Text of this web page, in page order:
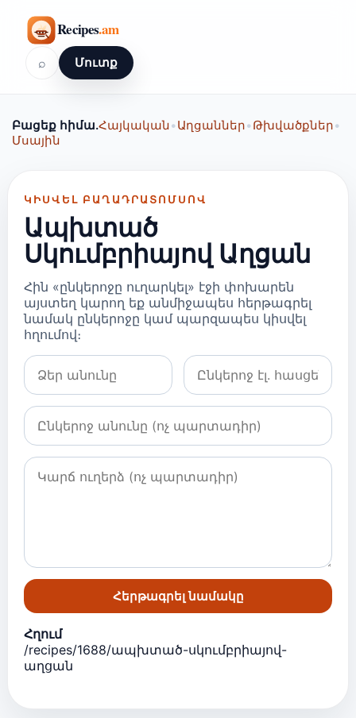
⌕ Մուտք
Բացեք հիմա.Հայկական•Աղցաններ•Թխվածքներ•
Մսային
ԿԻՍՎԵԼ ԲԱՂԱԴՐԱՏՈՄՍՈՎ
Ապխտած
Սկումբրիայով Աղցան
Հին «ընկերոջը ուղարկել» էջի փոխարեն
այստեղ կարող եք անմիջապես հերթագրել
նամակ ընկերոջը կամ պարզապես կիսվել
հղումով։
Հերթագրել նամակը
Հղում
/recipes/1688/ապխտած-սկումբրիայով-
աղցան